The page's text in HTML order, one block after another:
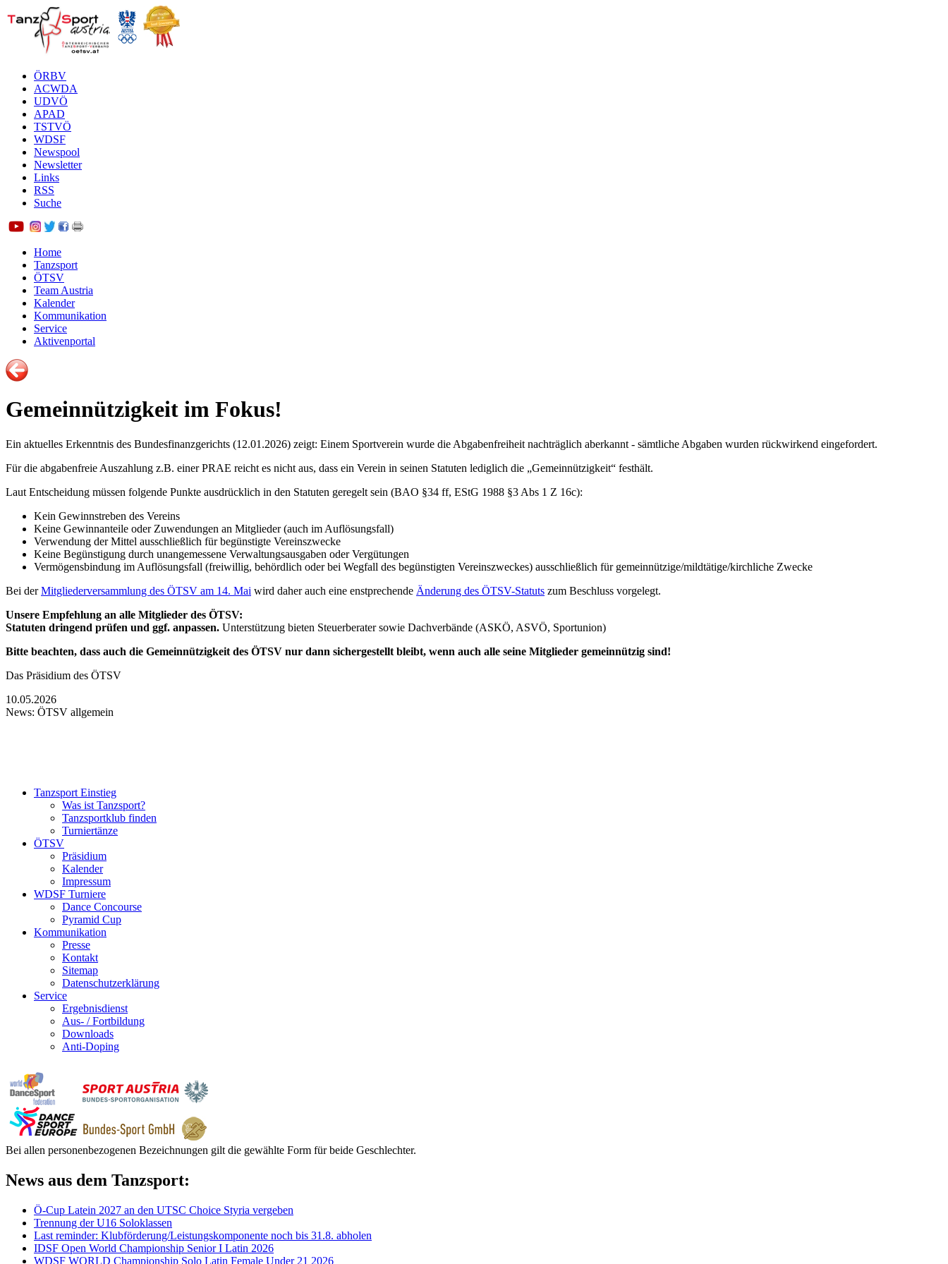
ÖRBV
ACWDA
UDVÖ
APAD
TSTVÖ
WDSF
Newspool
Newsletter
Links
RSS
Suche
Home
Tanzsport
ÖTSV
Team Austria
Kalender
Kommunikation
Service
Aktivenportal
Gemeinnützigkeit im Fokus!
Ein aktuelles Erkenntnis des Bundesfinanzgerichts (12.01.2026) zeigt: Einem Sportverein wurde die Abgabenfreiheit nachträglich aberkannt - sämtliche Abgaben wurden rückwirkend eingefordert.
Für die abgabenfreie Auszahlung z.B. einer PRAE reicht es nicht aus, dass ein Verein in seinen Statuten lediglich die „Gemeinnützigkeit“ festhält.
Laut Entscheidung müssen folgende Punkte ausdrücklich in den Statuten geregelt sein (BAO §34 ff, EStG 1988 §3 Abs 1 Z 16c):
Kein Gewinnstreben des Vereins
Keine Gewinnanteile oder Zuwendungen an Mitglieder (auch im Auflösungsfall)
Verwendung der Mittel ausschließlich für begünstigte Vereinszwecke
Keine Begünstigung durch unangemessene Verwaltungsausgaben oder Vergütungen
Vermögensbindung im Auflösungsfall (freiwillig, behördlich oder bei Wegfall des begünstigten Vereinszweckes) ausschließlich für gemeinnützige/mildtätige/kirchliche Zwecke
Bei derMitgliederversammlung des ÖTSV am 14. Mai wird daher auch eine enstprechende Änderung des ÖTSV-Statuts zum Beschluss vorgelegt.
Unsere Empfehlung an alle Mitglieder des ÖTSV:
Statuten dringend prüfen und ggf. anpassen. Unterstützung bieten Steuerberater sowie Dachverbände (ASKÖ, ASVÖ, Sportunion)
Bitte beachten, dass auch die Gemeinnützigkeit des ÖTSV nur dann sichergestellt bleibt, wenn auch alle seine Mitglieder gemeinnützig sind!
Das Präsidium des ÖTSV
10.05.2026
News: ÖTSV allgemein
Tanzsport Einstieg
Was ist Tanzsport?
Tanzsportklub finden
Turniertänze
ÖTSV
Präsidium
Kalender
Impressum
WDSF Turniere
Dance Concourse
Pyramid Cup
Kommunikation
Presse
Kontakt
Sitemap
Datenschutzerklärung
Service
Ergebnisdienst
Aus- / Fortbildung
Downloads
Anti-Doping
Bei allen personenbezogenen Bezeichnungen gilt die gewählte Form für beide Geschlechter.
News aus dem Tanzsport:
Ö-Cup Latein 2027 an den UTSC Choice Styria vergeben
Trennung der U16 Soloklassen
Last reminder: Klubförderung/Leistungskomponente noch bis 31.8. abholen
IDSF Open World Championship Senior I Latin 2026
WDSF WORLD Championship Solo Latin Female Under 21 2026